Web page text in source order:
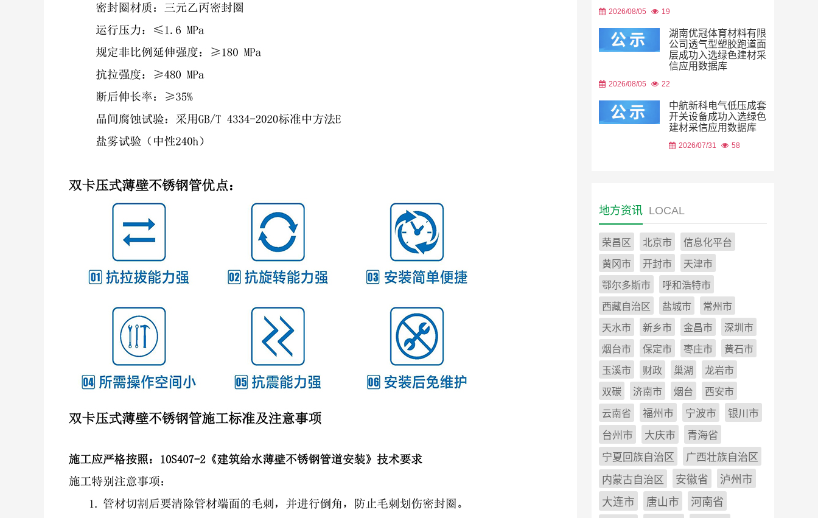
2026/08/05 19
湖南优冠体育材料有限
公司透气型塑胶跑道面
层成功入选绿色建材采
信应用数据库
2026/08/05 22
中航新科电气低压成套
开关设备成功入选绿色
建材采信应用数据库
2026/07/31 58
地方资讯 LOCAL
荣昌区 北京市 信息化平台
黄冈市 开封市 天津市
鄂尔多斯市 呼和浩特市
西藏自治区 盐城市 常州市
天水市 新乡市 金昌市 深圳市
烟台市 保定市 枣庄市 黄石市
玉溪市 财政 巢湖 龙岩市
双碳 济南市 烟台 西安市
云南省 福州市 宁波市
银川市
台州市
大庆市
青海省
宁夏回族自治区
广西壮族自治区
内蒙古自治区
安徽省
泸州市
大连市
唐山市
河南省